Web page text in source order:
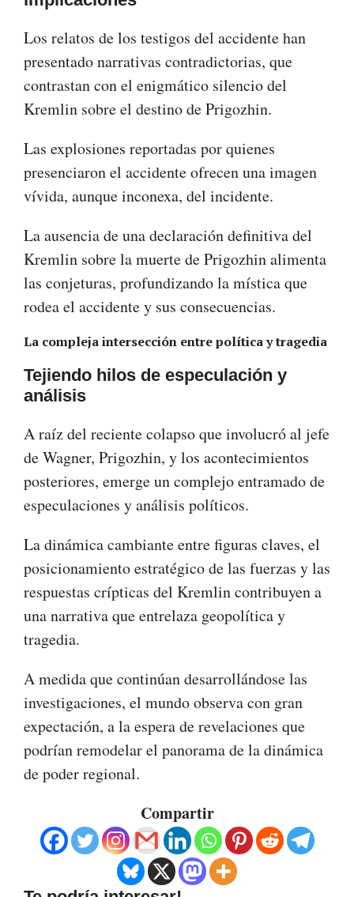
Los relatos de los testigos del accidente han
presentado narrativas contradictorias, que
contrastan con el enigmático silencio del
Kremlin sobre el destino de Prigozhin.
Las explosiones reportadas por quienes
presenciaron el accidente ofrecen una imagen
vívida, aunque inconexa, del incidente.
La ausencia de una declaración definitiva del
Kremlin sobre la muerte de Prigozhin alimenta
las conjeturas, profundizando la mística que
rodea el accidente y sus consecuencias.
La compleja intersección entre política y tragedia
Tejiendo hilos de especulación y
análisis
A raíz del reciente colapso que involucró al jefe
de Wagner, Prigozhin, y los acontecimientos
posteriores, emerge un complejo entramado de
especulaciones y análisis políticos.
La dinámica cambiante entre figuras claves, el
posicionamiento estratégico de las fuerzas y las
respuestas crípticas del Kremlin contribuyen a
una narrativa que entrelaza geopolítica y
tragedia.
A medida que continúan desarrollándose las
investigaciones, el mundo observa con gran
expectación, a la espera de revelaciones que
podrían remodelar el panorama de la dinámica
de poder regional.
Compartir